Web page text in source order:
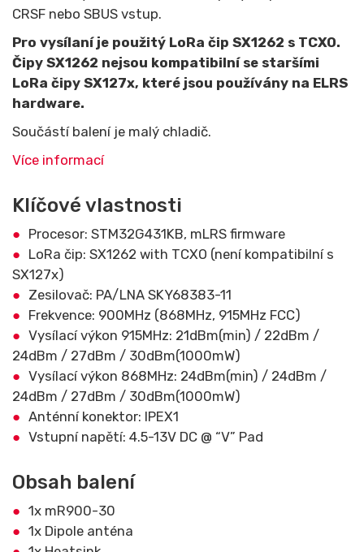
CRSF nebo SBUS vstup.
Pro vysílaní je použitý LoRa čip SX1262 s TCXO.
Čipy SX1262 nejsou kompatibilní se staršími
LoRa čipy SX127x, které jsou používány na ELRS
hardware.
Součástí balení je malý chladič.
Více informací
Klíčové vlastnosti
Procesor: STM32G431KB, mLRS firmware
LoRa čip: SX1262 with TCXO (není kompatibilní s
SX127x)
Zesilovač: PA/LNA SKY68383-11
Frekvence: 900MHz (868MHz, 915MHz FCC)
Vysílací výkon 915MHz: 21dBm(min) / 22dBm /
24dBm / 27dBm / 30dBm(1000mW)
Vysílací výkon 868MHz: 24dBm(min) / 24dBm /
24dBm / 27dBm / 30dBm(1000mW)
Anténní konektor: IPEX1
Vstupní napětí: 4.5-13V DC @ “V” Pad
Obsah balení
1x mR900-30
1x Dipole anténa